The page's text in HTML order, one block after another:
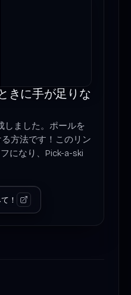
きに手が足りな
しました。ポールを
方法です！このリン
になり、Pick-a-ski
！